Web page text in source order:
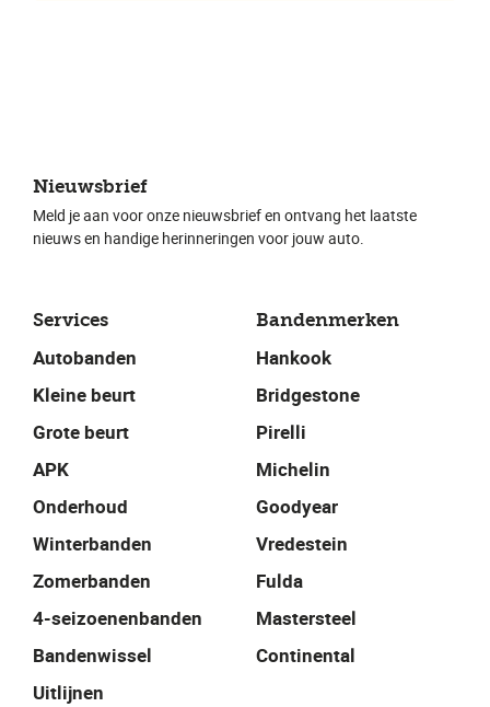
Services
Autobanden
Kleine beurt
Grote beurt
APK
Onderhoud
Winterbanden
Zomerbanden
4-seizoenenbanden
Bandenwissel
Uitlijnen
Bandenmerken
Hankook
Bridgestone
Pirelli
Michelin
Goodyear
Vredestein
Fulda
Mastersteel
Continental
Nieuwsbrief
Meld je aan voor onze nieuwsbrief en ontvang het laatste
nieuws en handige herinneringen voor jouw auto.